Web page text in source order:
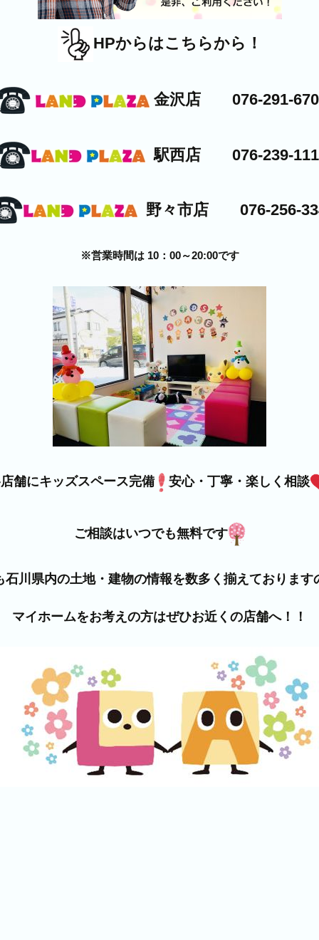
HPからはこちらから！
金沢店 076-291-
駅西店 076-239-
野々市店 076-256-
※営業時間は 10：00～20:00です
舗にキッズスペース完備 安心・丁寧・楽しく相談
ご相談はいつでも無料です
石川県内の土地・建物の情報を数多く揃えております
マイホームをお考えの方はぜひお近くの店舗へ！！